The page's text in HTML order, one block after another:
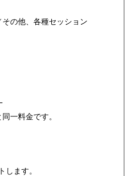
の他、各種セッション
一料金です。
ます。